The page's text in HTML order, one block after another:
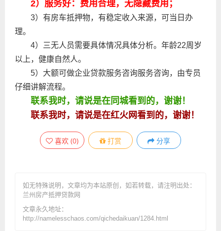
2）服务好：费用合理，无隐藏费用；
3）有房车抵押物，有稳定收入来源，可当日办
理。
4）三无人员需要具体情况具体分析。年龄22周岁
以上，健康自然人。
5）大额可做企业贷款服务咨询服务咨询，由专员
仔细讲解流程。
联系我时，请说是在同城看到的，谢谢！
联系我时，请说是在红火网看到的，谢谢！
喜欢 (0) 打赏 分享
如无特殊说明，文章均为本站原创 ，如若转载，请注明出处：
兰州房产抵押贷款网
文章永久地址：
http://namelesschaos.com/qichedaikuan/1284.html